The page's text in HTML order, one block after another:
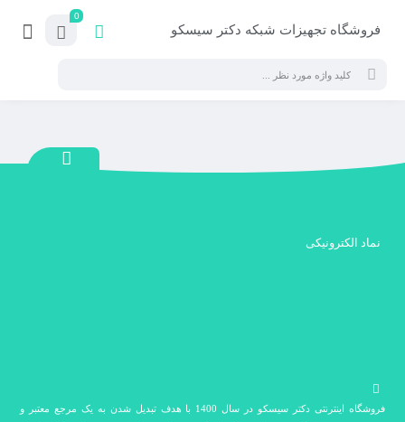
فروشگاه تجهیزات شبکه دکتر سیسکو
0
نماد الکترونیکی
فروشگاه اینترنتی دکتر سیسکو در سال 1400 با هدف تبدیل شدن به یک مرجع معتبر و